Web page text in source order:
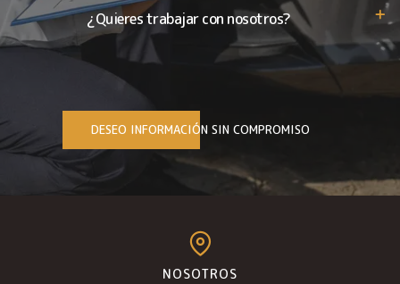
¿Quieres trabajar con nosotros?
DESEO INFORMACIÓN SIN COMPROMISO
NOSOTROS